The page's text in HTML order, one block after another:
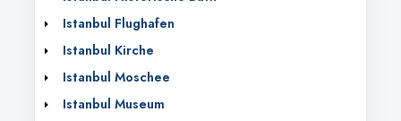
Istanbul Flughafen
Istanbul Kirche
Istanbul Moschee
Istanbul Museum